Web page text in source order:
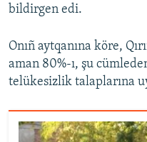
bildirgen edi.
Onıñ aytqanına köre,
aman 80%-ı, şu
telükesizlik talaplarına